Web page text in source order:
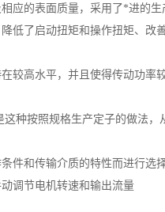
应的表面质量，采用了*进的
低了启动扭矩和操作扭矩、改
较高水平，并且使得传动功
种按照规格生产定子的做法，
件和传输介质的特性而进行选
调节电机转速和输出流量